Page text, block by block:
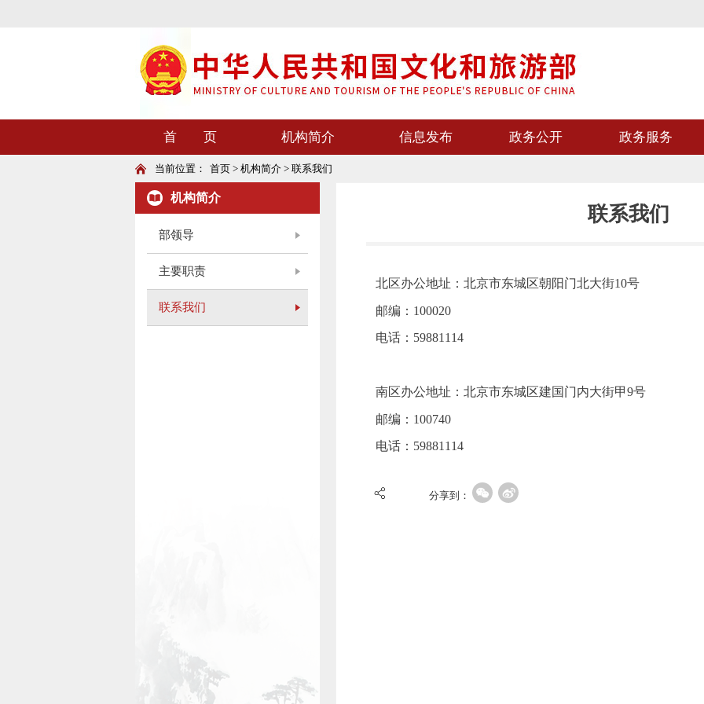
首 页 机构简介 信息发布 政务公开 政务服务
当前位置： 首页 > 机构简介 > 联系我们
机构简介
部领导
主要职责
联系我们
联系我们
北区办公地址： 北京市东城区朝阳门北大街10号
邮编： 100020
电话： 59881114
南区办公地址： 北京市东城区建国门内大街甲9号
邮编： 100740
电话： 59881114
分享到：